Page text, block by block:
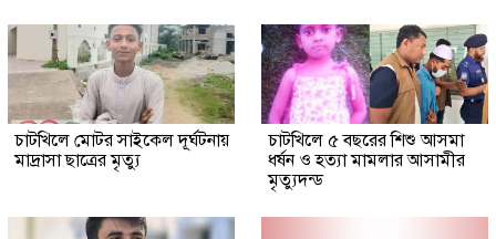
চাটখিলে মোটর সাইকেল দূর্ঘটনায়
মাদ্রাসা ছাত্রের মৃত্যু
চাটখিলে ৫ বছরের শিশু আসমা
ধর্ষন ও হত্যা মামলার আসামীর
মৃত্যুদন্ড